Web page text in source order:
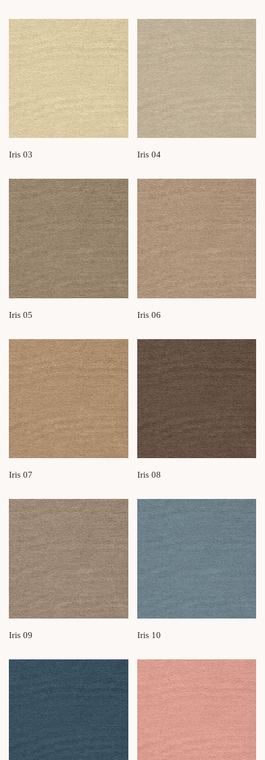
Iris 03 Iris 04
Iris 05 Iris 06
Iris 07 Iris 08
Iris 09 Iris 10